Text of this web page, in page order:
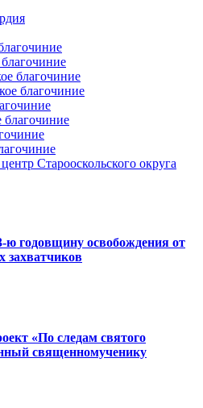
благочиние
благочиние
благочиние
Старооскольского округа
ю годовщину освобождения от
захватчиков
«По следам святого
священномученику